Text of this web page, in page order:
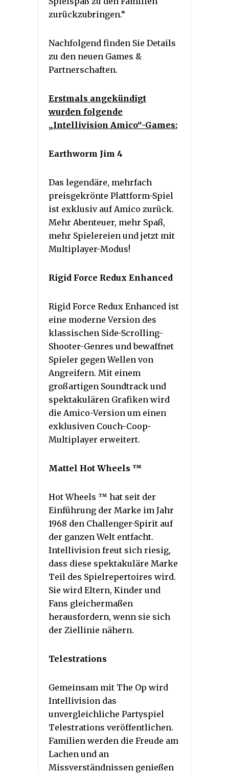
zurückzubringen.“
Nachfolgend finden Sie Details
zu den neuen Games &
Partnerschaften.
Erstmals angekündigt
wurden folgende
„Intellivision Amico“-Games:
Earthworm Jim 4
Das legendäre, mehrfach
preisgekrönte Plattform-Spiel
ist exklusiv auf Amico zurück.
Mehr Abenteuer, mehr Spaß,
mehr Spielereien und jetzt mit
Multiplayer-Modus!
Rigid Force Redux Enhanced
Rigid Force Redux Enhanced ist
eine moderne Version des
klassischen Side-Scrolling-
Shooter-Genres und bewaffnet
Spieler gegen Wellen von
Angreifern. Mit einem
großartigen Soundtrack und
spektakulären Grafiken wird
die Amico-Version um einen
exklusiven Couch-Coop-
Multiplayer erweitert.
Mattel Hot Wheels ™
Hot Wheels ™ hat seit der
Einführung der Marke im Jahr
1968 den Challenger-Spirit auf
der ganzen Welt entfacht.
Intellivision freut sich riesig,
dass diese spektakuläre Marke
Teil des Spielrepertoires wird.
Sie wird Eltern, Kinder und
Fans gleichermaßen
herausfordern, wenn sie sich
der Ziellinie nähern.
Telestrations
Gemeinsam mit The Op wird
Intellivision das
unvergleichliche Partyspiel
Telestrations veröffentlichen.
Familien werden die Freude am
Lachen und an
Missverständnissen genießen